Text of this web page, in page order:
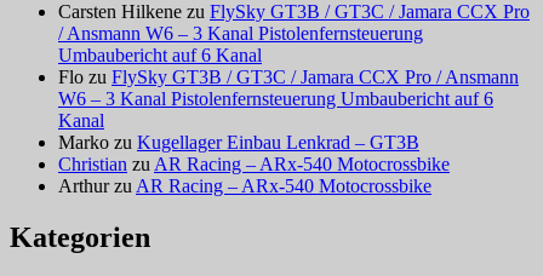
Carsten Hilkene zu FlySky GT3B / GT3C / Jamara CCX Pro
/ Ansmann W6 – 3 Kanal Pistolenfernsteuerung
Umbaubericht auf 6 Kanal
Flo zu FlySky GT3B / GT3C / Jamara CCX Pro / Ansmann
W6 – 3 Kanal Pistolenfernsteuerung Umbaubericht auf 6
Kanal
Marko zu Kugellager Einbau Lenkrad – GT3B
Christian zu AR Racing – ARx-540 Motocrossbike
Arthurzu AR Racing – ARx-540 Motocrossbike
Kategorien